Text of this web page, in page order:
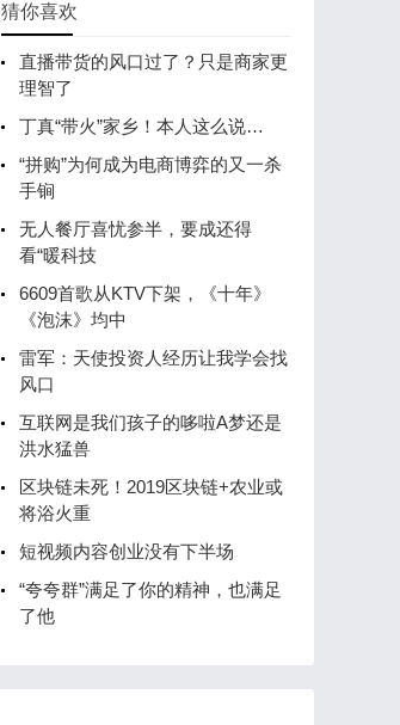
猜你喜欢
直播带货的风口过了？只是商家更
理智了
丁真“带火”家乡！本人这么说…
“拼购”为何成为电商博弈的又一杀
手锏
无人餐厅喜忧参半，要成还得
看“暖科技
6609首歌从KTV下架，《十年》
《泡沫》均中
雷军：天使投资人经历让我学会找
风口
互联网是我们孩子的哆啦A梦还是
洪水猛兽
区块链未死！2019区块链+农业或
将浴火重
短视频内容创业没有下半场
“夸夸群”满足了你的精神，也满足
了他